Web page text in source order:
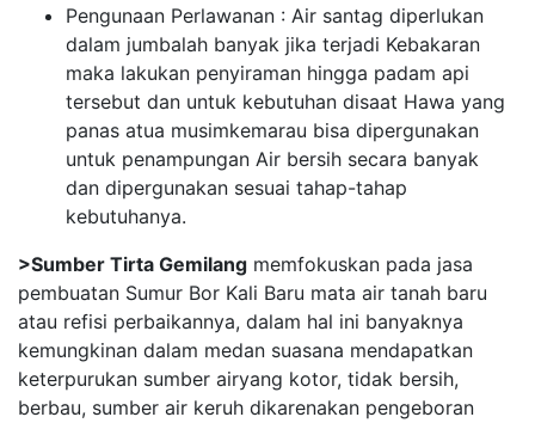
Pengunaan Perlawanan : Air santag diperlukan
dalam jumbalah banyak jika terjadi Kebakaran
maka lakukan penyiraman hingga padam api
tersebut dan untuk kebutuhan disaat Hawa yang
panas atua musimkemarau bisa dipergunakan
untuk penampungan Air bersih secara banyak
dan dipergunakan sesuai tahap-tahap
kebutuhanya.
>Sumber Tirta Gemilang memfokuskan pada jasa
pembuatan Sumur Bor Kali Baru mata air tanah baru
atau refisi perbaikannya, dalam hal ini banyaknya
kemungkinan dalam medan suasana mendapatkan
keterpurukan sumber airyang kotor, tidak bersih,
berbau, sumber air keruh dikarenakan pengeboran